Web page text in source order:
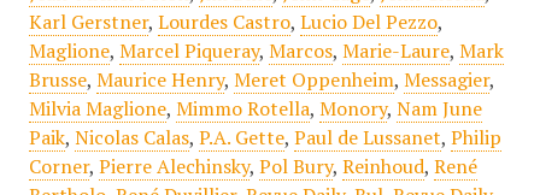
Karl Gerstner, Lourdes Castro, Lucio Del Pezzo,
Maglione, Marcel Piqueray, Marcos, Marie-Laure, Mark
Brusse, Maurice Henry, Meret Oppenheim, Messagier,
Milvia Maglione, Mimmo Rotella, Monory, Nam June
Paik, Nicolas Calas, P.A. Gette, Paul de Lussanet, Philip
Corner, Pierre Alechinsky, Pol Bury, Reinhoud, René